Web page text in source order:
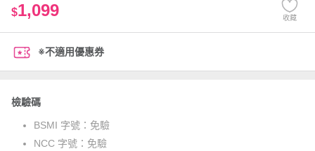
$1,099 收藏
※不適用優惠券
檢驗碼
BSMI 字號： 免驗
NCC 字號： 免驗